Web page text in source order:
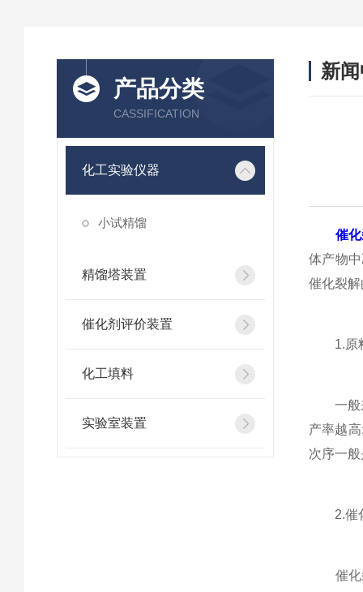
产品分类
CASSIFICATION
化工实验仪器
小试精馏
精馏塔装置
催化剂评价装置
化工填料
实验室装置
新
催
体产物
催化裂
1.原料
一般来
产率越
次序一
2.催
催化裂